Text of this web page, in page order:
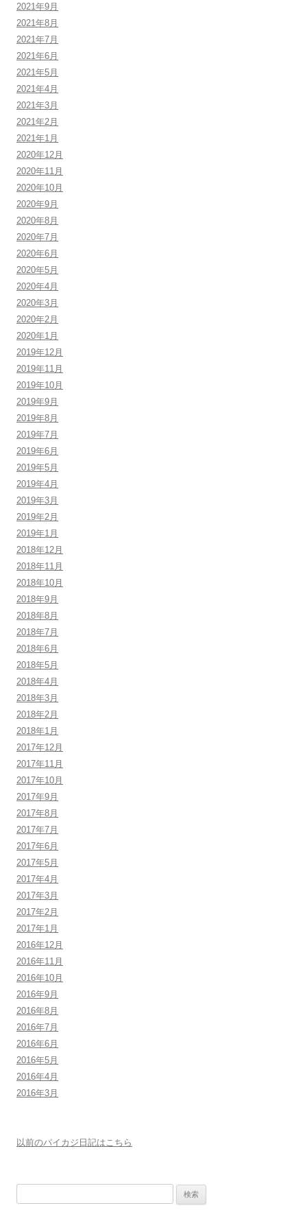
2021年9月
2021年8月
2021年7月
2021年6月
2021年5月
2021年4月
2021年3月
2021年2月
2021年1月
2020年12月
2020年11月
2020年10月
2020年9月
2020年8月
2020年7月
2020年6月
2020年5月
2020年4月
2020年3月
2020年2月
2020年1月
2019年12月
2019年11月
2019年10月
2019年9月
2019年8月
2019年7月
2019年6月
2019年5月
2019年4月
2019年3月
2019年2月
2019年1月
2018年12月
2018年11月
2018年10月
2018年9月
2018年8月
2018年7月
2018年6月
2018年5月
2018年4月
2018年3月
2018年2月
2018年1月
2017年12月
2017年11月
2017年10月
2017年9月
2017年8月
2017年7月
2017年6月
2017年5月
2017年4月
2017年3月
2017年2月
2017年1月
2016年12月
2016年11月
2016年10月
2016年9月
2016年8月
2016年7月
2016年6月
2016年5月
2016年4月
2016年3月
以前のパイカジ日記はこちら